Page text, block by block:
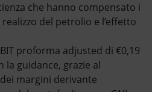
che hanno compensato i
del petrolio e l’effetto
proforma adjusted di €0,19
la guidance, grazie al
margini derivante